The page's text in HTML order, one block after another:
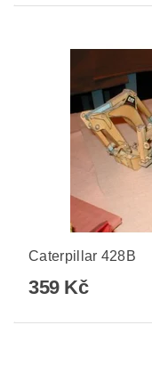
Caterpillar 428B
359 Kč